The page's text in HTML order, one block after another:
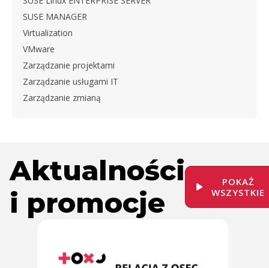
SUSE MANAGER
Virtualization
VMware
Zarządzanie projektami
Zarządzanie usługami IT
Zarządzanie zmianą
Aktualności
i promocje
POKAŻ
WSZYSTKIE